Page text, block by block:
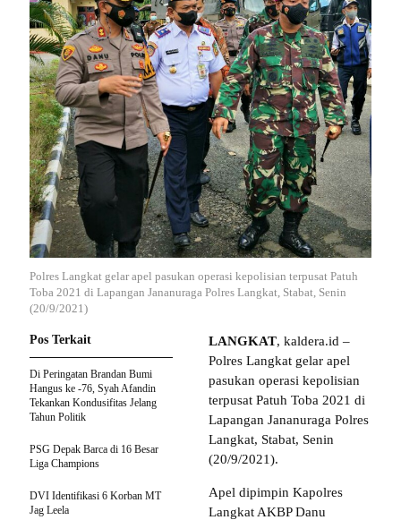
Polres Langkat gelar apel pasukan operasi kepolisian terpusat Patuh
Toba 2021 di Lapangan Jananuraga Polres Langkat, Stabat, Senin
(20/9/2021)
LANGKAT, kaldera.id –
Polres Langkat gelar apel
pasukan operasi kepolisian
terpusat Patuh Toba 2021 di
Lapangan Jananuraga Polres
Langkat, Stabat, Senin
(20/9/2021).
Apel dipimpin Kapolres
Langkat AKBP Danu
Pos Terkait
Di Peringatan Brandan Bumi
Hangus ke -76, Syah Afandin
Tekankan Kondusifitas Jelang
Tahun Politik
PSG Depak Barca di 16 Besar
Liga Champions
DVI Identifikasi 6 Korban MT
Jag Leela